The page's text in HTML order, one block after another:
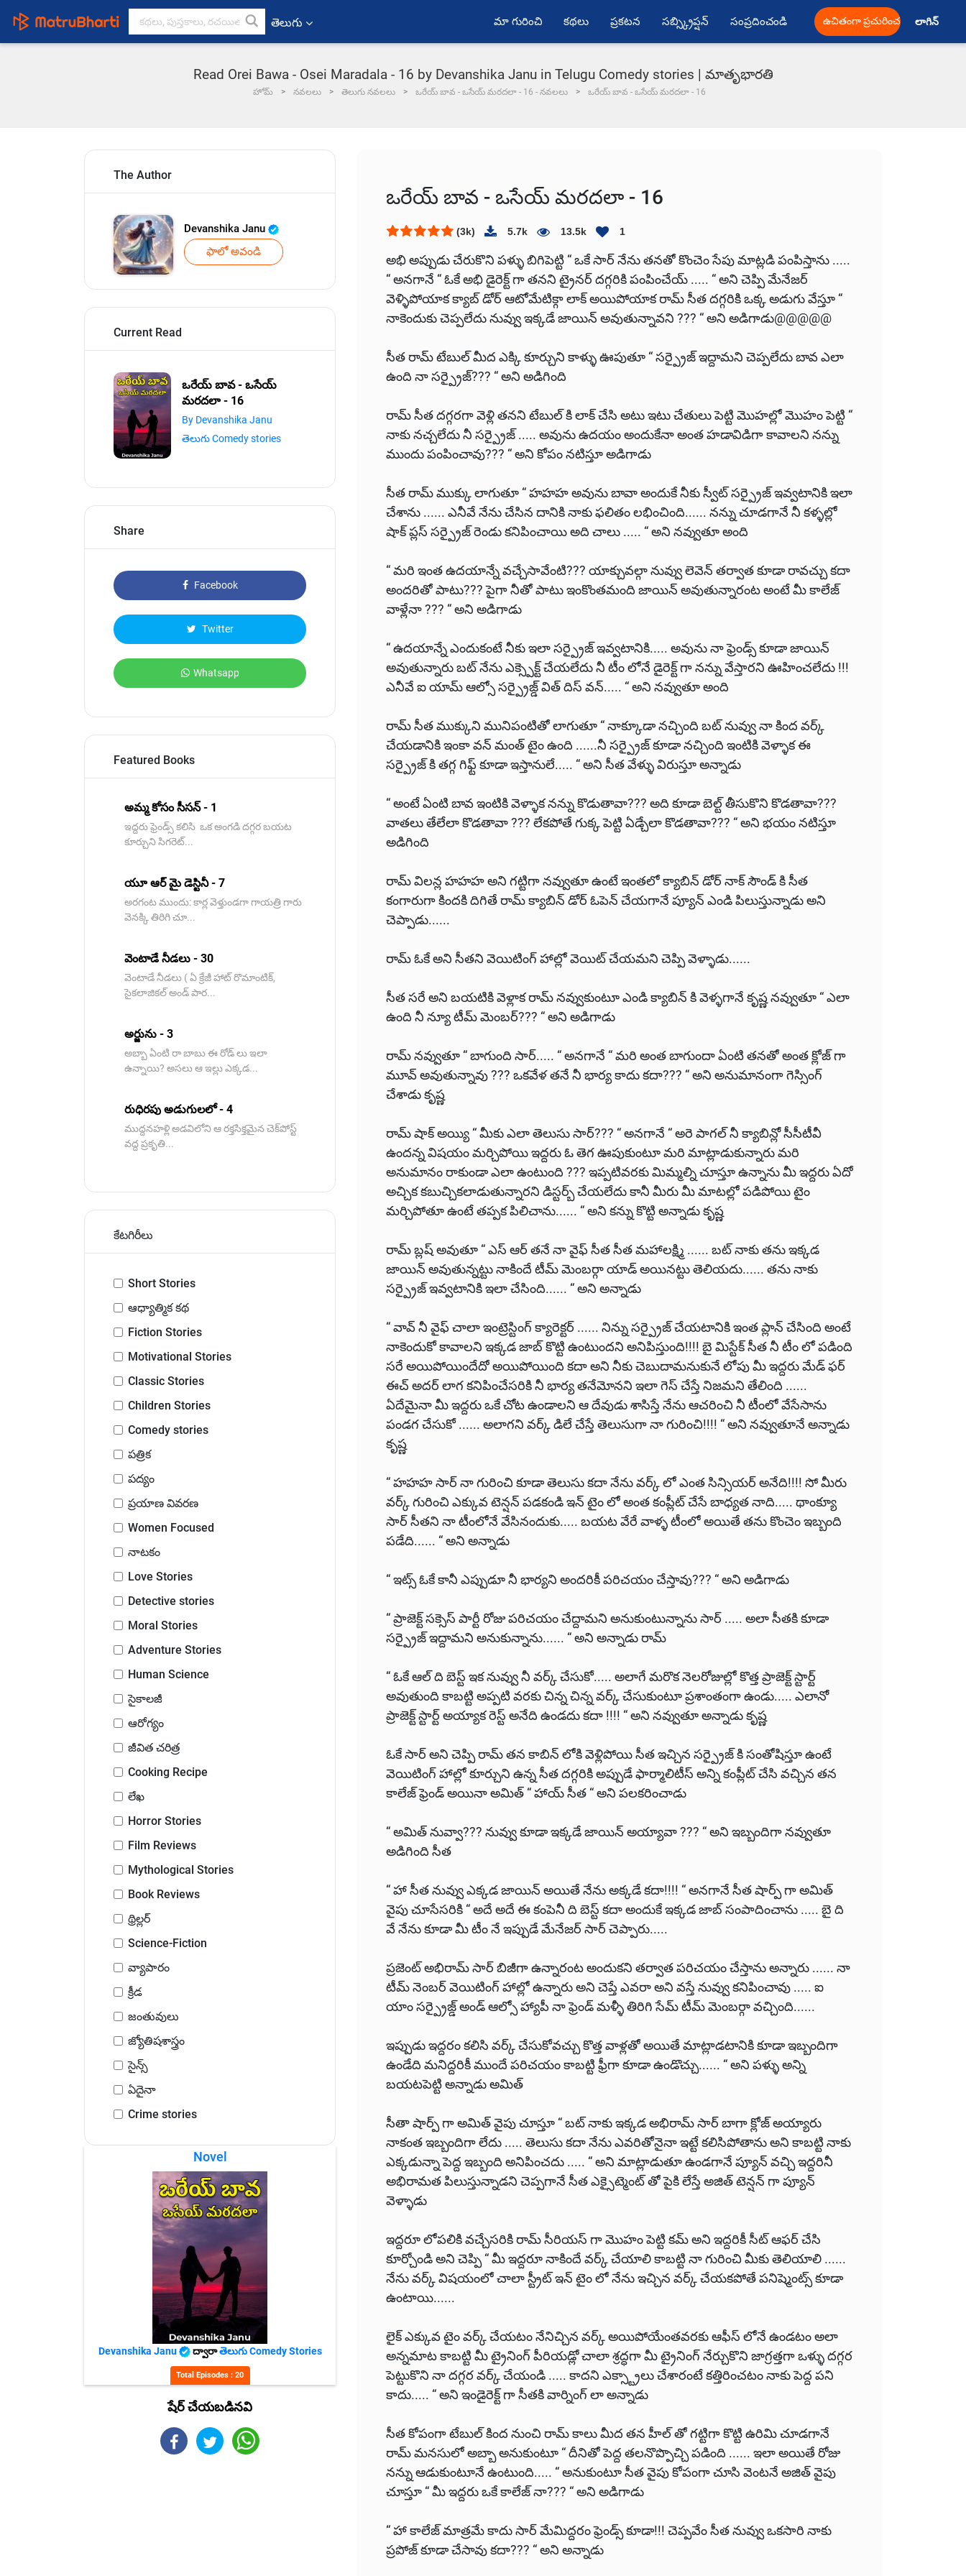
తెలుగు మా గురించి కథలు ప్రకటన సబ్స్క్రిప్షన్ సంప్రదించండి ఉచితంగా ప్రచురించండి లాగిన్
Read Orei Bawa - Osei Maradala - 16 by Devanshika Janu in Telugu Comedy stories | మాతృభారతి
హోమ్ నవలలు తెలుగు నవలలు ఒరేయ్ బావ - ఒసేయ్ మరదలా - 16 - నవలలు ఒరేయ్ బావ - ఒసేయ్ మరదలా - 16
The Author
Devanshika Janu
ఫాలో అవండి
Current Read
ఒరేయ్ బావ - ఒసేయ్
మరదలా - 16
By Devanshika Janu
తెలుగు Comedy stories
Share
Facebook
Twitter
Whatsapp
Featured Books
అమ్మ కోసం సీసన్ - 1
ఇద్దరు ఫ్రెండ్స్ కలిసి ఒక అంగడి దగ్గర బయట
కూర్చుని సిగరెట్...
యూ ఆర్ మై డెస్టినీ - 7
అరగంట ముందు: కార్ల వెళ్తుండగా గాయత్రి గారు
వెనక్కి తిరిగి చూ...
వెంటాడే నీడలు - 30
వెంటాడే నీడలు ( ఏ క్రేజీ హాట్ రొమాంటిక్,
సైకలాజికల్ అండ్ పార...
అర్జును - 3
అబ్బా ఏంటి రా బాబు ఈ రోడ్ లు ఇలా
ఉన్నాయి? అసలు ఆ ఇల్లు ఎక్కడ...
రుధిరపు అడుగులలో - 4
ముద్దనహళ్లి అడవిలోని ఆ రక్తసిక్తమైన చెక్‌పోస్ట్
వద్ద ప్రకృతి...
కేటగిరీలు
Short Stories
ఆధ్యాత్మిక కథ
Fiction Stories
Motivational Stories
Classic Stories
Children Stories
Comedy stories
పత్రిక
పద్యం
ప్రయాణ వివరణ
Women Focused
నాటకం
Love Stories
Detective stories
Moral Stories
Adventure Stories
Human Science
సైకాలజీ
ఆరోగ్యం
జీవిత చరిత్ర
Cooking Recipe
లేఖ
Horror Stories
Film Reviews
Mythological Stories
Book Reviews
థ్రిల్లర్
Science-Fiction
వ్యాపారం
క్రీడ
జంతువులు
జ్యోతిషశాస్త్రం
సైన్స్
ఏదైనా
Crime stories
Novel
Devanshika Janu ద్వారాతెలుగు Comedy Stories
Total Episodes : 20
షేర్ చేయబడినవి
ఒరేయ్ బావ - ఒసేయ్ మరదలా - 16
(3k) 5.7k 13.5k 1
అభి అప్పుడు చేరుకొని పళ్ళు బిగిపెట్టి “ ఒకే సార్ నేను తనతో కొంచెం సేపు మాట్లడి పంపిస్తాను .....
“ అనగానే “ ఓకే అభి డైరెక్ట్ గా తనని ట్రైనర్ దగ్గరికి పంపించేయ్ ..... “ అని చెప్పి మేనేజర్
వెళ్ళిపోయాక క్యాబ్ డోర్ ఆటోమేటిక్గా లాక్ అయిపోయాక రామ్ సీత దగ్గరికి ఒక్క అడుగు వేస్తూ “
నాకెందుకు చెప్పలేదు నువ్వు ఇక్కడే జాయిన్ అవుతున్నావని ??? “ అని అడిగాడు@@@@@
సీత రామ్ టేబుల్ మీద ఎక్కి కూర్చుని కాళ్ళు ఊపుతూ “ సర్ప్రైజ్ ఇద్దామని చెప్పలేదు బావ ఎలా
ఉంది నా సర్ప్రైజ్??? “ అని అడిగింది
రామ్ సీత దగ్గరగా వెళ్లి తనని టేబుల్ కి లాక్ చేసి అటు ఇటు చేతులు పెట్టి మొహల్లో మొహం పెట్టి “
నాకు నచ్చలేదు నీ సర్ప్రైజ్ ..... అవును ఉదయం అందుకేనా అంత హడావిడిగా కావాలని నన్ను
ముందు పంపించావు??? “ అని కోపం నటిస్తూ అడిగాడు
సీత రామ్ ముక్కు లాగుతూ “ హహహ అవును బావా అందుకే నీకు స్వీట్ సర్ప్రైజ్ ఇవ్వటానికి ఇలా
చేశాను ...... ఎనీవే నేను చేసిన దానికి నాకు ఫలితం లభించింది...... నన్ను చూడగానే నీ కళ్ళల్లో
షాక్ ప్లస్ సర్ప్రైజ్ రెండు కనిపించాయి అది చాలు ..... “ అని నవ్వుతూ అంది
“ మరి ఇంత ఉదయాన్నే వచ్చేసావేంటి??? యాక్చువల్గా నువ్వు లెవెన్ తర్వాత కూడా రావచ్చు కదా
అందరితో పాటు??? పైగా నీతో పాటు ఇంకొంతమంది జాయిన్ అవుతున్నారంట అంటే మీ కాలేజ్
వాళ్లేనా ??? “ అని అడిగాడు
“ ఉదయాన్నే ఎందుకంటే నీకు ఇలా సర్ప్రైజ్ ఇవ్వటానికి..... అవును నా ఫ్రెండ్స్ కూడా జాయిన్
అవుతున్నారు బట్ నేను ఎక్స్పెక్ట్ చేయలేదు నీ టీం లోనే డైరెక్ట్ గా నన్ను వేస్తారని ఊహించలేదు !!!
ఎనీవే ఐ యామ్ ఆల్సో సర్ప్రైజ్డ్ విత్ దిస్ వన్..... “ అని నవ్వుతూ అంది
రామ్ సీత ముక్కుని మునిపంటితో లాగుతూ “ నాక్కూడా నచ్చింది బట్ నువ్వు నా కింద వర్క్
చేయడానికి ఇంకా వన్ మంత్ టైం ఉంది ......నీ సర్ప్రైజ్ కూడా నచ్చింది ఇంటికి వెళ్ళాక ఈ
సర్ప్రైజ్ కి తగ్గ గిఫ్ట్ కూడా ఇస్తానులే..... “ అని సీత వేళ్ళు విరుస్తూ అన్నాడు
“ అంటే ఏంటి బావ ఇంటికి వెళ్ళాక నన్ను కొడుతావా??? అది కూడా బెల్ట్ తీసుకొని కొడతావా???
వాతలు తేలేలా కొడతావా ??? లేకపోతే గుక్క పెట్టి ఏడ్చేలా కొడతావా??? “ అని భయం నటిస్తూ
అడిగింది
రామ్ విలన్ల హహహ అని గట్టిగా నవ్వుతూ ఉంటే ఇంతలో క్యాబిన్ డోర్ నాక్ సౌండ్ కి సీత
కంగారుగా కిందకి దిగితే రామ్ క్యాబిన్ డోర్ ఓపెన్ చేయగానే ప్యూన్ ఎండి పిలుస్తున్నాడు అని
చెప్పాడు......
రామ్ ఓకే అని సీతని వెయిటింగ్ హాల్లో వెయిట్ చేయమని చెప్పి వెళ్ళాడు......
సీత సరే అని బయటికి వెళ్లాక రామ్ నవ్వుకుంటూ ఎండి క్యాబిన్ కి వెళ్ళగానే కృష్ణ నవ్వుతూ “ ఎలా
ఉంది నీ న్యూ టీమ్ మెంబర్??? “ అని అడిగాడు
రామ్ నవ్వుతూ “ బాగుంది సార్..... “ అనగానే “ మరి అంత బాగుందా ఏంటి తనతో అంత క్లోజ్ గా
మూవ్ అవుతున్నావు ??? ఒకవేళ తనే నీ భార్య కాదు కదా??? “ అని అనుమానంగా గెస్సింగ్
చేశాడు కృష్ణ
రామ్ షాక్ అయ్యి “ మీకు ఎలా తెలుసు సార్??? “ అనగానే “ అరె పాగల్ నీ క్యాబిన్లో సీసీటీవీ
ఉందన్న విషయం మర్చిపోయి ఇద్దరు ఓ తెగ ఊపుకుంటూ మరి మాట్లాడుకున్నారు మరి
అనుమానం రాకుండా ఎలా ఉంటుంది ??? ఇప్పటివరకు మిమ్మల్ని చూస్తూ ఉన్నాను మీ ఇద్దరు ఏదో
అచ్చిక కబుచ్చికలాడుతున్నారని డిస్టర్బ్ చేయలేదు కానీ మీరు మీ మాటల్లో పడిపోయి టైం
మర్చిపోతూ ఉంటే తప్పక పిలిచాను...... “ అని కన్ను కొట్టి అన్నాడు కృష్ణ
రామ్ బ్లష్ అవుతూ “ ఎస్ ఆర్ తనే నా వైఫ్ సీత సీత మహాలక్ష్మి ...... బట్ నాకు తను ఇక్కడ
జాయిన్ అవుతున్నట్టు నాకిందే టీమ్ మెంబర్గా యాడ్ అయినట్టు తెలియదు...... తను నాకు
సర్ప్రైజ్ ఇవ్వటానికి ఇలా చేసింది...... “ అని అన్నాడు
“ వావ్ నీ వైఫ్ చాలా ఇంట్రెస్టింగ్ క్యారెక్టర్ ...... నిన్ను సర్ప్రైజ్ చేయటానికి ఇంత ప్లాన్ చేసింది అంటే
నాకెందుకో కావాలని ఇక్కడ జాబ్ కొట్టి ఉంటుందని అనిపిస్తుంది!!!! బై మిస్టేక్ సీత నీ టీం లో పడింది
సరే అయిపోయిందేదో అయిపోయింది కదా అని నీకు చెబుదామనుకునే లోపు మీ ఇద్దరు మేడ్ ఫర్
ఈచ్ అదర్ లాగ కనిపించేసరికి నీ భార్య తనేమోనని ఇలా గెస్ చేస్తే నిజమని తేలింది ......
ఏదేమైనా మీ ఇద్దరు ఒకే చోట ఉండాలని ఆ దేవుడు శాసిస్తే నేను ఆచరించి నీ టీంలో వేసేసాను
పండగ చేసుకో ...... అలాగని వర్క్ డిలే చేస్తే తెలుసుగా నా గురించి!!!! “ అని నవ్వుతూనే అన్నాడు
కృష్ణ
“ హహహ సార్ నా గురించి కూడా తెలుసు కదా నేను వర్క్ లో ఎంత సిన్సియర్ అనేది!!!! సో మీరు
వర్క్ గురించి ఎక్కువ టెన్షన్ పడకండి ఇన్ టైం లో అంత కంప్లీట్ చేసే బాధ్యత నాది..... థాంక్యూ
సార్ సీతని నా టీంలోనే వేసినందుకు..... బయట వేరే వాళ్ళ టీంలో అయితే తను కొంచెం ఇబ్బంది
పడేది...... “ అని అన్నాడు
“ ఇట్స్ ఓకే కానీ ఎప్పుడూ నీ భార్యని అందరికీ పరిచయం చేస్తావు??? “ అని అడిగాడు
“ ప్రాజెక్ట్ సక్సెస్ పార్టీ రోజు పరిచయం చేద్దామని అనుకుంటున్నాను సార్ ..... అలా సీతకి కూడా
సర్ప్రైజ్ ఇద్దామని అనుకున్నాను...... “ అని అన్నాడు రామ్
“ ఓకే ఆల్ ది బెస్ట్ ఇక నువ్వు నీ వర్క్ చేసుకో..... అలాగే మరొక నెలరోజుల్లో కొత్త ప్రాజెక్ట్ స్టార్ట్
అవుతుంది కాబట్టి అప్పటి వరకు చిన్న చిన్న వర్క్ చేసుకుంటూ ప్రశాంతంగా ఉండు..... ఎలానో
ప్రాజెక్ట్ స్టార్ట్ అయ్యాక రెస్ట్ అనేది ఉండదు కదా !!!! “ అని నవ్వుతూ అన్నాడు కృష్ణ
ఓకే సార్ అని చెప్పి రామ్ తన కాబిన్ లోకి వెళ్లిపోయి సీత ఇచ్చిన సర్ప్రైజ్ కి సంతోషిస్తూ ఉంటే
వెయిటింగ్ హాల్లో కూర్చుని ఉన్న సీత దగ్గరికి అప్పుడే ఫార్మాలిటీస్ అన్ని కంప్లీట్ చేసి వచ్చిన తన
కాలేజ్ ఫ్రెండ్ అయినా అమిత్ “ హాయ్ సీత “ అని పలకరించాడు
“ అమిత్ నువ్వా??? నువ్వు కూడా ఇక్కడే జాయిన్ అయ్యావా ??? “ అని ఇబ్బందిగా నవ్వుతూ
అడిగింది సీత
“ హా సీత నువ్వు ఎక్కడ జాయిన్ అయితే నేను అక్కడే కదా!!!! “ అనగానే సీత షార్ప్ గా అమిత్
వైపు చూసేసరికి “ అదే అదే ఈ కంపెనీ ది బెస్ట్ కదా అందుకే ఇక్కడ జాబ్ సంపాదించాను ..... బై ది
వే నేను కూడా మీ టీం నే ఇప్పుడే మేనేజర్ సార్ చెప్పారు.....
ప్రజెంట్ అభిరామ్ సార్ బిజీగా ఉన్నారంట అందుకని తర్వాత పరిచయం చేస్తాను అన్నారు ...... నా
టీమ్ నెంబర్ వెయిటింగ్ హాల్లో ఉన్నారు అని చెప్తే ఎవరా అని వస్తే నువ్వు కనిపించావు ..... ఐ
యాం సర్ప్రైజ్డ్ అండ్ ఆల్సో హ్యాపీ నా ఫ్రెండ్ మళ్ళీ తిరిగి సేమ్ టీమ్ మెంబర్గా వచ్చింది......
ఇప్పుడు ఇద్దరం కలిసి వర్క్ చేసుకోవచ్చు కొత్త వాళ్లతో అయితే మాట్లాడటానికి కూడా ఇబ్బందిగా
ఉండేది మనిద్దరికీ ముందే పరిచయం కాబట్టి ఫ్రీగా కూడా ఉండొచ్చు...... “ అని పళ్ళు అన్ని
బయటపెట్టి అన్నాడు అమిత్
సీతా షార్ప్ గా అమిత్ వైపు చూస్తూ “ బట్ నాకు ఇక్కడ అభిరామ్ సార్ బాగా క్లోజ్ అయ్యారు
నాకంత ఇబ్బందిగా లేదు ..... తెలుసు కదా నేను ఎవరితోనైనా ఇట్టే కలిసిపోతాను అని కాబట్టి నాకు
ఎక్కడున్నా పెద్ద ఇబ్బంది అనిపించదు ..... “ అని మాట్లాడుతూ ఉండగానే ప్యూన్ వచ్చి ఇద్దరినీ
అభిరామత పిలుస్తున్నాడని చెప్పగానే సీత ఎక్సైట్మెంట్ తో పైకి లేస్తే అజిత్ టెన్షన్ గా ప్యూన్
వెళ్ళాడు
ఇద్దరూ లోపలికి వచ్చేసరికి రామ్ సీరియస్ గా మొహం పెట్టి కమ్ అని ఇద్దరికీ సీట్ ఆఫర్ చేసి
కూర్చోండి అని చెప్పి “ మీ ఇద్దరూ నాకిందే వర్క్ చేయాలి కాబట్టి నా గురించి మీకు తెలియాలి ......
నేను వర్క్ విషయంలో చాలా స్ట్రీట్ ఇన్ టైం లో నేను ఇచ్చిన వర్క్ చేయకపోతే పనిష్మెంట్స్ కూడా
ఉంటాయి......
లైక్ ఎక్కువ టైం వర్క్ చేయటం నేనిచ్చిన వర్క్ అయిపోయేంతవరకు ఆఫీస్ లోనే ఉండటం అలా
అన్నమాట కాబట్టి మీ ట్రైనింగ్ పీరియడ్లో చాలా శ్రద్ధగా మీ ట్రైనింగ్ నేర్చుకొని జాగ్రత్తగా ఒళ్ళు దగ్గర
పెట్టుకొని నా దగ్గర వర్క్ చేయండి ..... కాదని ఎక్స్ట్రాలు చేశారంటే కత్తిరించటం నాకు పెద్ద పని
కాదు..... “ అని ఇండైరెక్ట్ గా సీతకి వార్నింగ్ లా అన్నాడు
సీత కోపంగా టేబుల్ కింద నుంచి రామ్ కాలు మీద తన హీల్ తో గట్టిగా కొట్టి ఉరిమి చూడగానే
రామ్ మనసులో అబ్బా అనుకుంటూ “ దీనితో పెద్ద తలనొప్పొచ్చి పడింది ...... ఇలా అయితే రోజు
నన్ను ఆడుకుంటూనే ఉంటుంది..... “ అనుకుంటూ సీత వైపు కోపంగా చూసి వెంటనే అజిత్ వైపు
చూస్తూ “ మీ ఇద్దరు ఒకే కాలేజ్ నా??? “ అని అడిగాడు
“ హా కాలేజ్ మాత్రమే కాదు సార్ మేమిద్దరం ఫ్రెండ్స్ కూడా!!! చెప్పవేం సీత నువ్వు ఒకసారి నాకు
ప్రపోజ్ కూడా చేసావు కదా??? “ అని అన్నాడు